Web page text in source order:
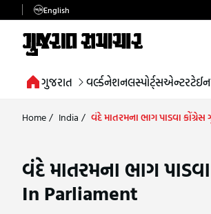
English
ગુજરાત વર્લ્ડનેશનલસ્પોર્ટ્સ
Home/ India / વંદે માતરમના ભાગ પાડવા
વંદે માતરમના ભાગ
In Parliament